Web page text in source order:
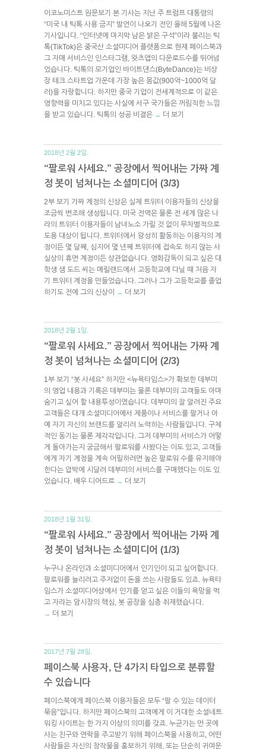
이코노미스트 원문보기 본 기사는 지난 주 트럼프 대통령의
“미국 내 틱톡 사용 금지” 발언이 나오기 전인 올해 5월에 나온
기사입니다. “인터넷에 마지막 남은 밝은 구석”이라 불리는 틱
톡(TikTok)은 중국산 소셜미디어 플랫폼으로 현재 페이스북과
그 자매 서비스인 인스타그램, 왓츠앱의 다운로드수를 뛰어넘
었습니다. 틱톡의 모기업인 바이트댄스(ByteDance)는 비상
장 테크 스타트업 가운데 가장 높은 몸값(900억~1000억 달
러)을 자랑합니다. 하지만 중국 기업이 전세계적으로 이 같은
영향력을 미치고 있다는 사실에 서구 국가들은 꺼림직한 느낌
을 받고 있습니다. 틱톡의 성공 비결은 → 더 보기
2018년 2월 2일.
“팔로워 사세요.” 공장에서 찍어내는 가짜 계
정 봇이 넘쳐나는 소셜미디어 (3/3)
2부 보기 가짜 계정의 신상은 실제 트위터 이용자들의 신상을
조금씩 변조해 생성됩니다. 미국 전역은 물론 전 세계 많은 나
라의 트위터 이용자들이 남녀노소 가릴 것 없이 무차별적으로
도용 대상이 됩니다. 트위터에서 왕성히 활동하는 이용자의 계
정이든 몇 달째, 심지어 몇 년째 트위터에 접속도 하지 않는 사
실상의 휴면 계정이든 상관없습니다. 영화감독이 되고 싶은 대
학생 샘 도드 씨는 메릴랜드에서 고등학교에 다닐 때 처음 자
기 트위터 계정을 만들었습니다. 그러나 그가 고등학교를 졸업
하기도 전에 그의 신상이
→ 더 보기
2018년 2월 1일.
“팔로워 사세요.” 공장에서 찍어내는 가짜 계
정 봇이 넘쳐나는 소셜미디어 (2/3)
1부 보기 “봇 사세요” 하지만 <뉴욕타임스>가 확보한 데부미
의 영업 내용과 기록은 데부미는 물론 데부미의 고객들도 아마
숨기고 싶어 할 내용투성이였습니다. 데부미의 잘 알려진 주요
고객들은 대개 소셜미디어에서 제품이나 서비스를 팔거나 아
예 자기 자신의 브랜드를 알리려 노력하는 사람들입니다. 구체
적인 동기는 물론 제각각입니다. 그저 데부미의 서비스가 어떻
게 돌아가는지 궁금해서 팔로워를 사봤다는 이도 있고, 고객들
에게 자기 계정을 계속 어필하려면 높은 팔로워 수를 유지해야
한다는 압박에 시달려 데부미의 서비스를 구매했다는 이도 있
었습니다. 배우 디어드르 → 더 보기
2018년 1월 31일.
“팔로워 사세요.” 공장에서 찍어내는 가짜 계
정 봇이 넘쳐나는 소셜미디어 (1/3)
누구나 온라인과 소셜미디어에서 인기인이 되고 싶어합니다.
팔로워를 늘리려고 주저없이 돈을 쓰는 사람들도 있죠. 뉴욕타
임스가 소셜미디어상에서 인기를 얻고 싶은 이들의 욕망을 먹
고 자라는 암시장의 핵심, 봇 공장을 심층 취재했습니다.
→ 더 보기
2017년 7월 28일.
페이스북 사용자, 단 4가지 타입으로 분류할
수 있습니다
페이스북에게 페이스북 이용자들은 모두 “팔 수 있는 데이터
묶음”입니다. 하지만 페이스북의 고객에게 이 거대한 소셜네트
워킹 사이트는 한 가지 이상의 의미를 갖죠. 누군가는 먼 곳에
사는 친구와 연락을 주고받기 위해 페이스북을 사용하고, 어떤
사람들은 자신의 창작물을 홍보하기 위해, 또는 단순히 귀여운